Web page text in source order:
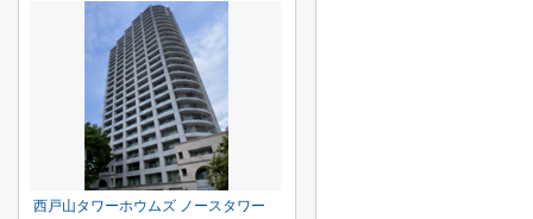
西戸山タワーホウムズ ノースタワー